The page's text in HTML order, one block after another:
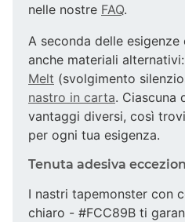
nelle nostre FAQ.
A seconda delle
anche materiali alternativi:
Melt (svolgimento
nastro in carta. Ciascuna
vantaggi diversi, così
per ogni tua esigenza.
Tenuta adesiva
I nastri tapemonster con
chiaro - #FCC89B ti